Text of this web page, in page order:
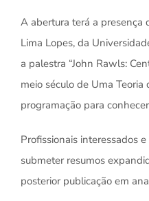
A abertura terá a presença
Lima Lopes, da
a palestra “John Rawls:
meio século de Uma Teoria
programação para
Profissionais interessados
submeter resumos
posterior publicação em